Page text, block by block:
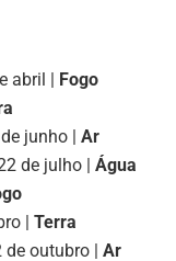
abril |
Fogo
junho | Ar
de julho | Água
| Terra
outubro | Ar